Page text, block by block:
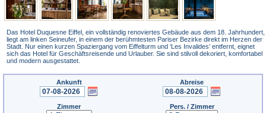
Das Hotel Duquesne Eiffel, ein vollständig renoviertes Gebäude aus dem 18. Jahrhundert,
liegt am linken Seineufer, in einem der berühmtesten Pariser Bezirke direkt im Herzen der
Stadt. Nur einen kurzen Spaziergang vom Eiffelturm und ‘Les Invalides’ entfernt, eignet
sich das Hotel für Geschäftsreisende und Urlauber. Sie sind stilvoll dekoriert, komfortabel
und modern ausgestattet.
Ankunft Abreise
Zimmer Pers. / Zimmer